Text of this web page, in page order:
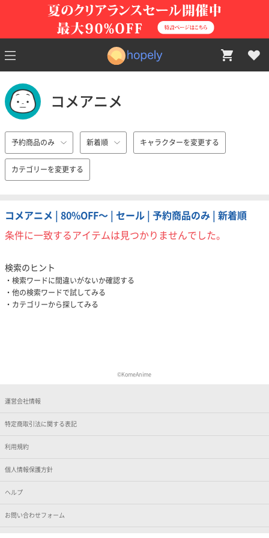
コメアニメ
予約商品のみ 新着順 キャラクターを変更する
カテゴリーを変更する
コメアニメ | 80%OFF〜 | セール | 予約商品のみ | 新着順
条件に一致するアイテムは見つかりませんでした。
検索のヒント
検索ワードに間違いがないか確認する
他の検索ワードで試してみる
カテゴリーから探してみる
©KomeAnime
運営会社情報
特定商取引法に関する表記
利用規約
個人情報保護方針
ヘルプ
お問い合わせフォーム